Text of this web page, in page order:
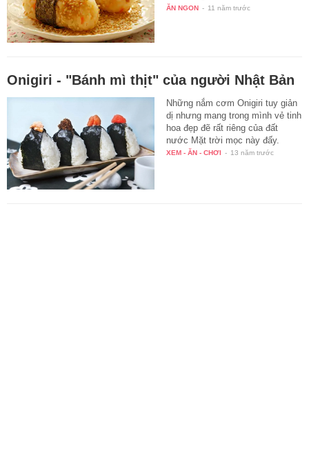
văn…
ĂN NGON - 11 năm trước
Onigiri - "Bánh mì thịt" của người Nhật Bản
Những nắm cơm Onigiri tuy giản
dị nhưng mang trong mình vẻ tinh
hoa đẹp đẽ rất riêng của đất
nước Mặt trời mọc này đấy.
XEM - ĂN - CHƠI - 13 năm trước